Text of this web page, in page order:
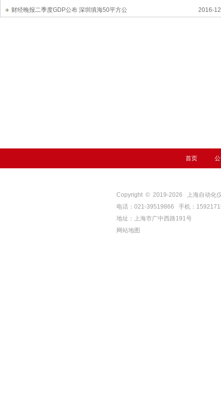
2016-
财经晚报二季度GDP公布 深圳填海50平方公
首页
Copyright © 2019-2026
上海自动化
电话：021-39519866 手机：
地址：上海市广中西路191号
网站地图